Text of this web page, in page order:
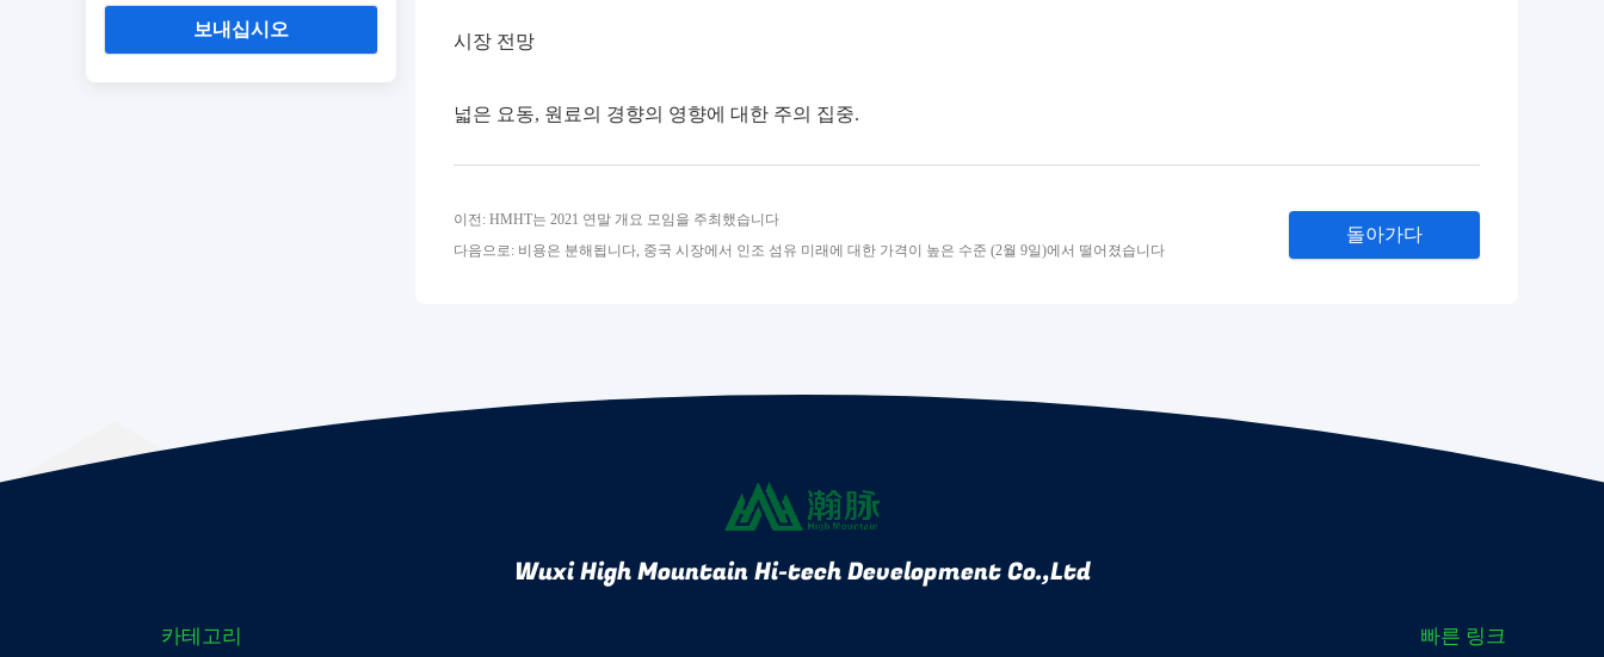
보내십시오
시장 전망
넓은 요동, 원료의 경향의 영향에 대한 주의 집중.
이전: HMHT는 2021 연말 개요 모임을 주최했습니다
다음으로: 비용은 분해됩니다, 중국 시장에서 인조 섬유 미래에 대한 가격이 높은 수준 (2월 9일)에서 떨어졌습니다
돌아가다
Wuxi High Mountain Hi-tech Development Co.,Ltd
카테고리 빠른 링크